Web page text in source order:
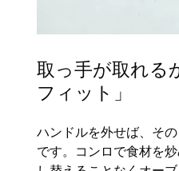
取っ手が取れる
フィット」
ハンドルを外せば、そ
です。コンロで食材を